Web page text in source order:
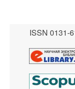
ISSN 0131-